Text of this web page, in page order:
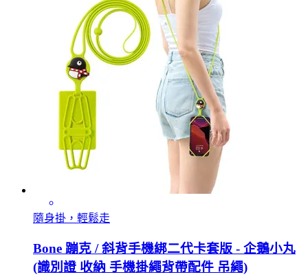
隨身掛，輕鬆走
Bone 蹦克 / 斜背手機綁二代卡套版 - 企鵝小丸
(識別證 收納 手機掛繩背帶配件 吊繩)